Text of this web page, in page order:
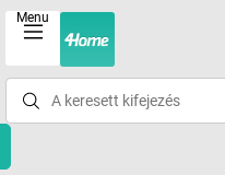
Menu